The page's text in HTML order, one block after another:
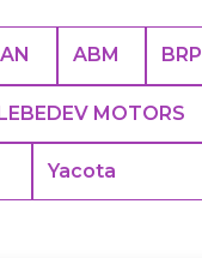
ABM BRP
MOTORS
Yacota